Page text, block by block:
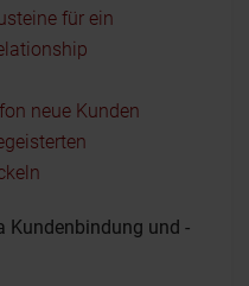
für ein
neue Kunden
Kundenbindung und -